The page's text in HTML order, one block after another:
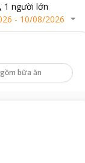
, 1 người lớn
- 10/08/2026
bữa ăn